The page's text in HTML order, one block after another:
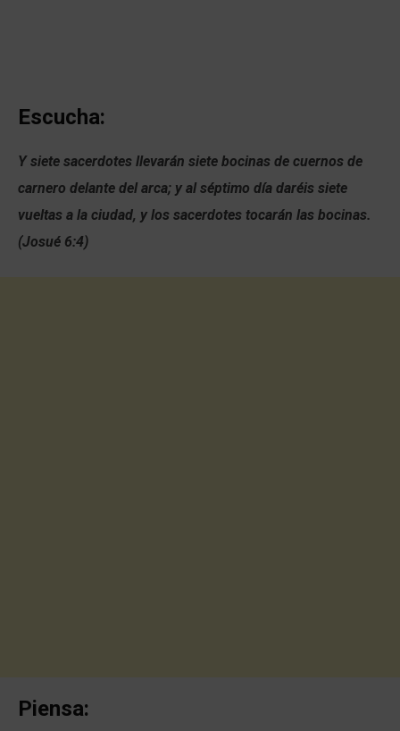
Escucha:
Y siete sacerdotes llevarán siete bocinas de cuernos de
carnero delante del arca; y al séptimo día daréis siete
vueltas a la ciudad, y los sacerdotes tocarán las bocinas.
(Josué 6:4)
Piensa: